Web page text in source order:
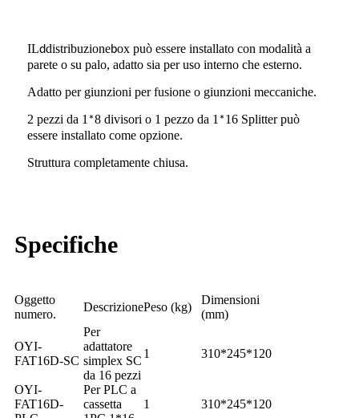
ILddistribuzionebox può essere installato con modalità a
parete o su palo, adatto sia per uso interno che esterno.
Adatto per giunzioni per fusione o giunzioni meccaniche.
2 pezzi da 1 *8 divisori o 1 pezzo da 1 *16 Splitter può
essere installato come opzione.
Struttura completamente chiusa.
Specifiche
Oggetto
numero.
DescrizionePeso (kg)
Dimensioni
(mm)
OYI-
FAT16D-SC
Per
adattatore
simplex SC
da 16 pezzi
1 310*245*120
OYI-
FAT16D-
Per PLC a
cassetta
1 310*245*120